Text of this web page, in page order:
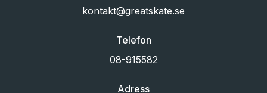
kontakt@greatskate.se
Telefon
08-915582
Adress